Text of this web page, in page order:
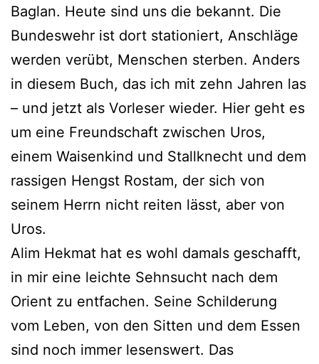
Baglan. Heute sind uns die bekannt. Die
Bundeswehr ist dort stationiert, Anschläge
werden verübt, Menschen sterben. Anders
in diesem Buch, das ich mit zehn Jahren las
– und jetzt als Vorleser wieder. Hier geht es
um eine Freundschaft zwischen Uros,
einem Waisenkind und Stallknecht und dem
rassigen Hengst Rostam, der sich von
seinem Herrn nicht reiten lässt, aber von
Uros.
Alim Hekmat hat es wohl damals geschafft,
in mir eine leichte Sehnsucht nach dem
Orient zu entfachen. Seine Schilderung
vom Leben, von den Sitten und dem Essen
sind noch immer lesenswert. Das